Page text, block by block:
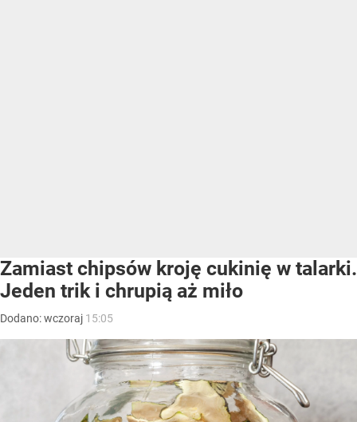
Zamiast chipsów kroję cukinię w talarki.
Jeden trik i chrupią aż miło
Dodano:wczoraj 15:05